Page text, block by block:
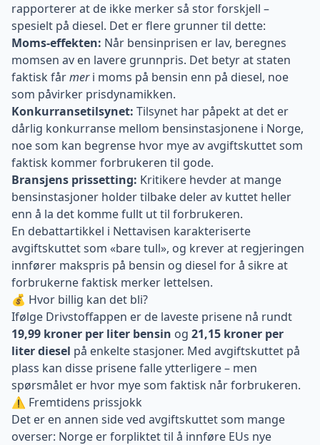
rapporterer at de ikke merker så stor forskjell –
spesielt på diesel. Det er flere grunner til dette:
Moms-effekten: Når bensinprisen er lav, beregnes
momsen av en lavere grunnpris. Det betyr at staten
faktisk fårmeri moms på bensin enn på diesel, noe
som påvirker prisdynamikken.
Konkurransetilsynet: Tilsynet har påpekt at det er
dårlig konkurranse mellom bensinstasjonene i Norge,
noe som kan begrense hvor mye av avgiftskuttet som
faktisk kommer forbrukeren til gode.
Bransjens prissetting: Kritikere hevder at mange
bensinstasjoner holder tilbake deler av kuttet heller
enn å la det komme fullt ut til forbrukeren.
En debattartikkel i Nettavisen karakteriserte
avgiftskuttet som «bare tull», og krever at regjeringen
innfører makspris på bensin og diesel for å sikre at
forbrukerne faktisk merker lettelsen.
💰 Hvor billig kan det bli?
Ifølge Drivstoffappen er de laveste prisene nå rundt
19,99 kroner per liter bensin og 21,15 kroner per
liter diesel på enkelte stasjoner. Med avgiftskuttet på
plass kan disse prisene falle ytterligere – men
spørsmålet er hvor mye som faktisk når forbrukeren.
⚠️ Fremtidens prissjokk
Det er en annen side ved avgiftskuttet som mange
overser: Norge er forpliktet til å innføre EUs nye